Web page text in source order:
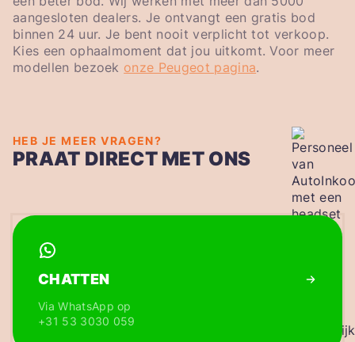
aangesloten dealers. Je ontvangt een gratis bod
binnen 24 uur. Je bent nooit verplicht tot verkoop.
Kies een ophaalmoment dat jou uitkomt. Voor meer
modellen bezoek onze Peugeot pagina.
HEB JE MEER VRAGEN?
PRAAT DIRECT MET ONS
CHATTEN
Via WhatsApp op
+31 53 3030 059